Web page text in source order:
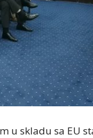
u skladu sa EU